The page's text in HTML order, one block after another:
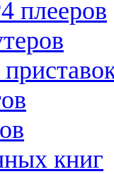
плееров
книг